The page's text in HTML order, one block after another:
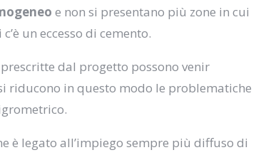
e non si presentano più zone in cui
un eccesso di cemento.
dal progetto possono venir
riducono in questo modo le problematiche
è legato all’impiego sempre più diffuso di